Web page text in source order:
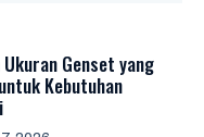
Ukuran Genset yang
Kebutuhan